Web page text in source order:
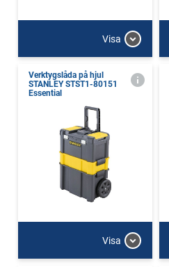
Visa
Verktygslåda på hjul
STANLEY STST1-80151
Essential
Visa